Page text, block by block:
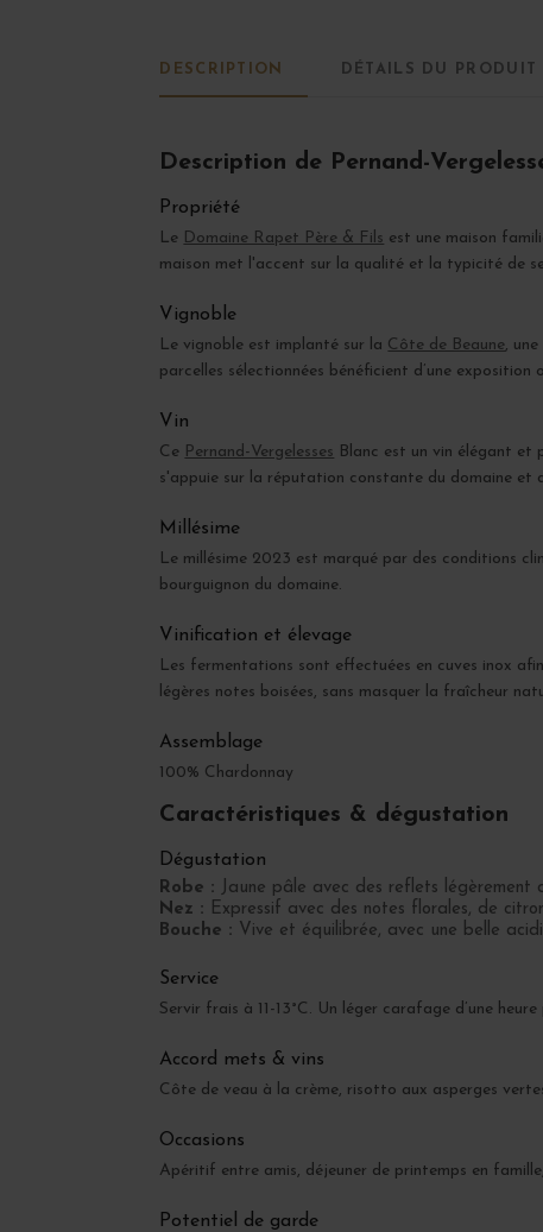
DESCRIPTION DÉTAILS DU PRODUIT
Description de Pernand-
Propriété
Le Domaine Rapet Père & Fils est une maison
maison met l'accent sur la qualité et la typicité de
Vignoble
Le vignoble est implanté sur la Côte de Beaune,
parcelles sélectionnées bénéficient d’une
Vin
Ce Pernand-Vergelesses Blanc est un vin élégant et
s'appuie sur la réputation constante du domaine
Millésime
Le millésime 2023 est marqué par des conditions
bourguignon du domaine.
Vinification et élevage
Les fermentations sont effectuées en cuves inox
légères notes boisées, sans masquer la fraîcheur
Assemblage
100% Chardonnay
Caractéristiques & dégustation
Dégustation
Robe : Jaune pâle avec des reflets légèrement
Nez : Expressif avec des notes florales, de
Bouche : Vive et équilibrée, avec une belle
Service
Servir frais à 11-13°C. Un léger carafage d’une
Accord mets & vins
Côte de veau à la crème, risotto aux asperges
Occasions
Apéritif entre amis, déjeuner de printemps en
Potentiel de garde